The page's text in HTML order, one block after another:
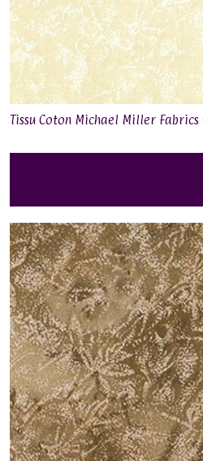
Tissu Coton Michael Miller